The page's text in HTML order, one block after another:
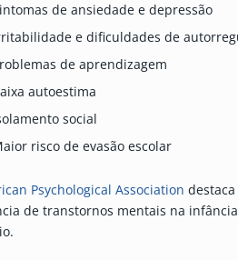
de ansiedade e depressão
e dificuldades de
de aprendizagem
autoestima
social
risco de evasão escolar
Psychological Association
de transtornos mentais na